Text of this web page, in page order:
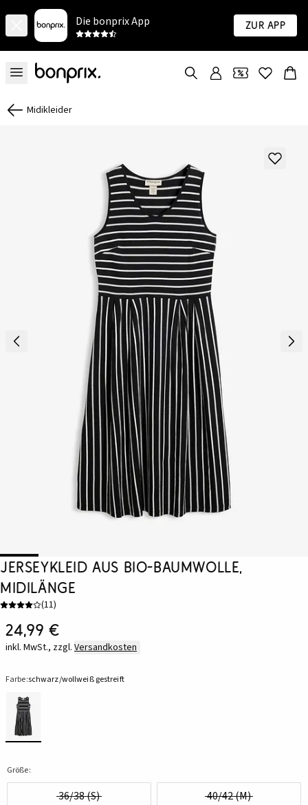
Die bonprix App Zur App
Midikleider
Jerseykleid aus Bio-Baumwolle,
Midilänge
(11)
24,99 €
inkl. MwSt., zzgl. Versandkosten
Farbe:schwarz/wollweiß gestreift
Größe:
36/38 (S) 40/42 (M)